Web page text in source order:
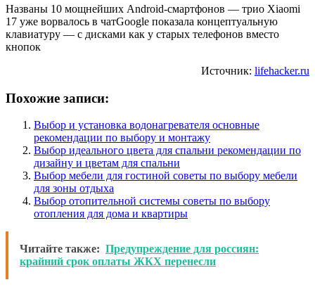
Названы 10 мощнейших Android-смартфонов — трио Xiaomi
17 уже ворвалось в чатGoogle показала концептуальную
клавиатуру — с дисками как у старых телефонов вместо
кнопок
Источник: lifehacker.ru
Похожие записи:
Выбор и установка водонагревателя основные
рекомендации по выбору и монтажу
Выбор идеального цвета для спальни рекомендации по
дизайну и цветам для спальни
Выбор мебели для гостиной советы по выбору мебели
для зоны отдыха
Выбор отопительной системы советы по выбору
отопления для дома и квартиры
Читайте также: Предупреждение для россиян:
крайний срок оплаты ЖКХ перенесли